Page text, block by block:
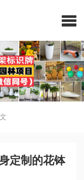
定制的花钵